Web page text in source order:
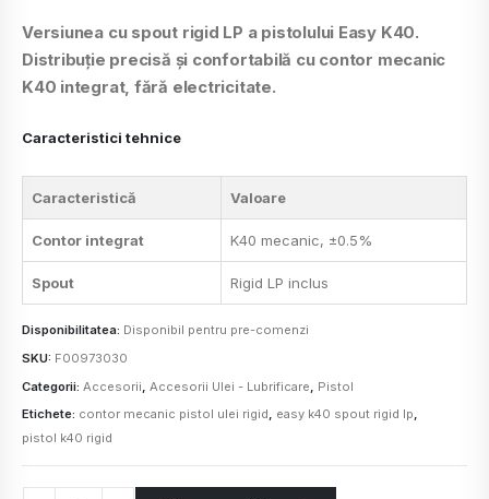
Versiunea cu spout rigid LP a pistolului Easy K40.
Distribuție precisă și confortabilă cu contor mecanic
K40 integrat, fără electricitate.
Caracteristici tehnice
Caracteristică Valoare
Contor integrat K40 mecanic, ±0.5%
Spout Rigid LP inclus
Disponibilitatea: Disponibil pentru pre-comenzi
SKU: F00973030
Categorii: Accesorii Accesorii Ulei - Lubrificare
Pistol
Etichete: contor mecanic pistol ulei rigid, easy k40 spout rigid lp,
pistol k40 rigid